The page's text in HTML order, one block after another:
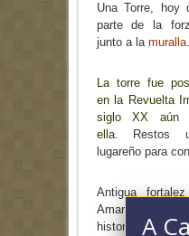
Una Torre, hoy
parte de la
junto a la muralla.
La torre fue
en la Revuelta
siglo XX aún
ella.
Restos
lugareño para
Antigua
Amarante.
historiador